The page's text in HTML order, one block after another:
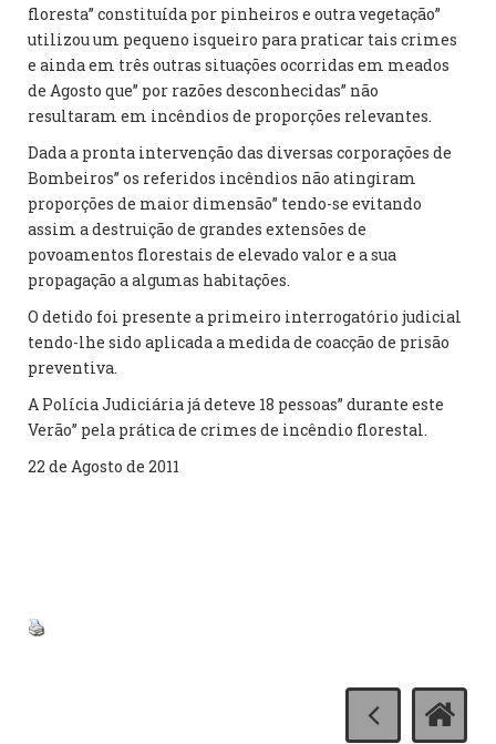
floresta” constituída por pinheiros e outra vegetação”
utilizou um pequeno isqueiro para praticar tais crimes
e ainda em três outras situações ocorridas em meados
de Agosto que” por razões desconhecidas” não
resultaram em incêndios de proporções relevantes.
Dada a pronta intervenção das diversas corporações de
Bombeiros” os referidos incêndios não atingiram
proporções de maior dimensão” tendo-se evitando
assim a destruição de grandes extensões de
povoamentos florestais de elevado valor e a sua
propagação a algumas habitações.
O detido foi presente a primeiro interrogatório judicial
tendo-lhe sido aplicada a medida de coacção de prisão
preventiva.
A Polícia Judiciária já deteve 18 pessoas” durante este
Verão” pela prática de crimes de incêndio florestal.
22 de Agosto de 2011